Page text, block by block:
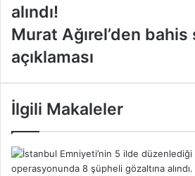
b
o
d
a
b
s
o
alındı!
M
r
A
ı
r
Murat Ağırel’den
açıklaması
İlgili Makaleler